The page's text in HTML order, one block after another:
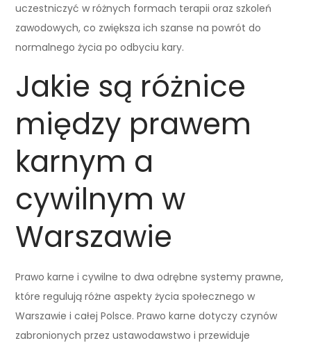
uczestniczyć w różnych formach terapii oraz szkoleń
zawodowych, co zwiększa ich szanse na powrót do
normalnego życia po odbyciu kary.
Jakie są różnice
między prawem
karnym a
cywilnym w
Warszawie
Prawo karne i cywilne to dwa odrębne systemy prawne,
które regulują różne aspekty życia społecznego w
Warszawie i całej Polsce. Prawo karne dotyczy czynów
zabronionych przez ustawodawstwo i przewiduje